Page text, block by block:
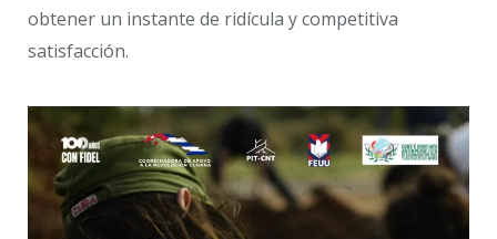
obtener un instante de ridícula y competitiva
satisfacción.